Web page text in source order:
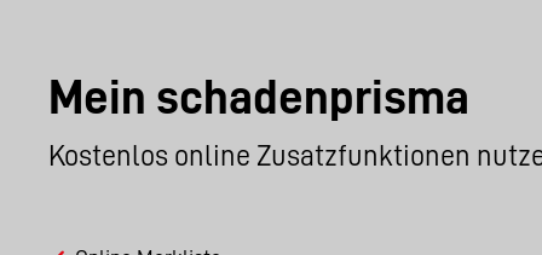
Mein schadenprisma
Kostenlos online Zusatzfunktionen